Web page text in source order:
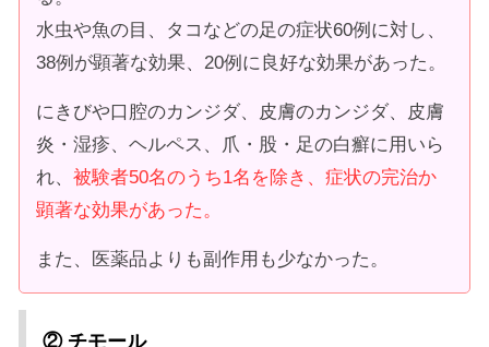
水虫や魚の目、タコなどの足の症状60例に対し、
38例が顕著な効果、20例に良好な効果があった。
にきびや口腔のカンジダ、皮膚のカンジダ、皮膚
炎・湿疹、ヘルペス、爪・股・足の白癬に用いら
れ、 被験者50名のうち1名を除き、症状の完治か
顕著な効果があった。
また、医薬品よりも副作用も少なかった。
② チモール